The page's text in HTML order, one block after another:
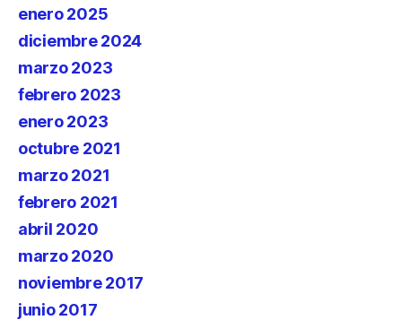
enero 2025
diciembre 2024
marzo 2023
febrero 2023
enero 2023
octubre 2021
marzo 2021
febrero 2021
abril 2020
marzo 2020
noviembre 2017
junio 2017